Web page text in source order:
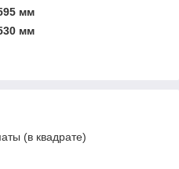
мм
мм
(в квадрате)